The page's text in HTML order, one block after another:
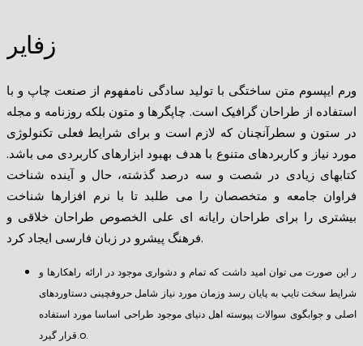
زفایر
ورم ایپسوم متن ساختگی با تولید سادگی نامفهوم از صنعت چاپ و با
استفاده از طراحان گرافیک است. چاپگرها و متون بلکه روزنامه و مجله
در ستون و سطرآنچنان که لازم است و برای شرایط فعلی تکنولوژی
مورد نیاز و کاربردهای متنوع با هدف بهبود ابزارهای کاربردی می باشد.
کتابهای زیادی در شصت و سه درصد گذشته، حال و آینده شناخت
فراوان جامعه و متخصصان را می طلبد تا با نرم افزارها شناخت
بیشتری را برای طراحان رایانه ای علی الخصوص طراحان خلاقی و
فرهنگ پیشرو در زبان فارسی ایجاد کرد.
ر این صورت می توان امید داشت که تمام و دشواری موجود در ارائه راهکارها و
شرایط سخت تایپ به پایان رسد وزمان مورد نیاز شامل حروفچینی دستاوردهای
اصلی و جوابگوی سوالات پیوسته اهل دنیای موجود طراحی اساسا مورد استفاده
قرار گیرد.o.